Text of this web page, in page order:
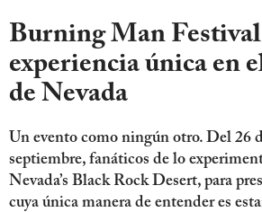
Burning Man
experiencia única en
de Nevada
Un evento como ningún otro. Del 26
septiembre, fanáticos de lo
Nevada’s Black Rock Desert, para
cuya única manera de entender es